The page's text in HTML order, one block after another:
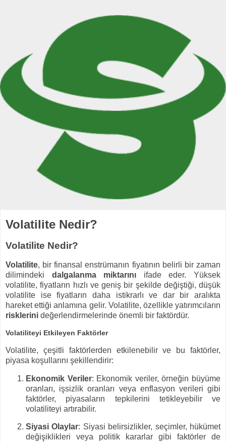
Volatilite Nedir?
Volatilite Nedir?
Volatilite, bir finansal enstrümanın fiyatının belirli bir zaman
dilimindeki dalgalanma miktarını ifade eder. Yüksek
volatilite, fiyatların hızlı ve geniş bir şekilde değiştiği, düşük
volatilite ise fiyatların daha istikrarlı ve dar bir aralıkta
hareket ettiği anlamına gelir. Volatilite, özellikle yatırımcıların
risklerini değerlendirmelerinde önemli bir faktördür.
Volatiliteyi Etkileyen Faktörler
Volatilite, çeşitli faktörlerden etkilenebilir ve bu faktörler,
piyasa koşullarını şekillendirir:
Ekonomik Veriler: Ekonomik veriler, örneğin büyüme
oranları, işsizlik oranları veya enflasyon verileri gibi
faktörler, piyasaların tepkilerini tetikleyebilir ve
volatiliteyi artırabilir.
Siyasi Olaylar: Siyasi belirsizlikler, seçimler, hükümet
değişiklikleri veya politik kararlar gibi faktörler de